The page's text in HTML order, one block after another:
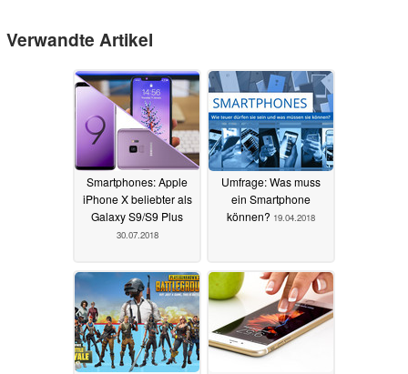
Verwandte Artikel
Smartphones: Apple
iPhone X beliebter als
Galaxy S9/S9 Plus
30.07.2018
Umfrage: Was muss
ein Smartphone
können? 19.04.2018